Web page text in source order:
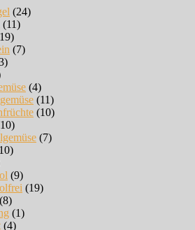
(24)
(11)
(7)
(4)
(11)
(10)
(7)
(9)
(19)
(8)
(1)
(4)